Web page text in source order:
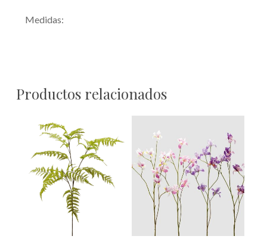
Medidas:
Productos relacionados